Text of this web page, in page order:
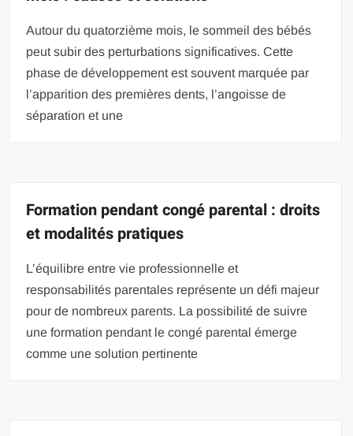
Autour du quatorzième mois, le sommeil des bébés
peut subir des perturbations significatives. Cette
phase de développement est souvent marquée par
l’apparition des premières dents, l’angoisse de
séparation et une
Formation pendant congé parental : droits
et modalités pratiques
L’équilibre entre vie professionnelle et
responsabilités parentales représente un défi majeur
pour de nombreux parents. La possibilité de suivre
une formation pendant le congé parental émerge
comme une solution pertinente